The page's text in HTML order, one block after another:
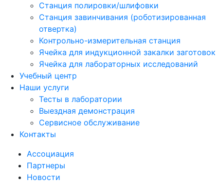
Станция полировки/шлифовки
Станция завинчивания (роботизированная
отвертка)
Контрольно-измерительная станция
Ячейка для индукционной закалки заготовок
Ячейка для лабораторных исследований
Учебный центр
Наши услуги
Тесты в лаборатории
Выездная демонстрация
Сервисное обслуживание
Контакты
Ассоциация
Партнеры
Новости